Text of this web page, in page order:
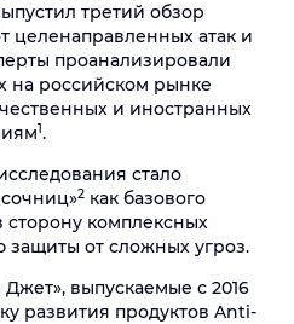
третий обзор
целенаправленных атак и
проанализировали
на российском рынке
и иностранных
1.
стало
2 как базового
сторону комплексных
защиты от сложных угроз.
выпускаемые с 2016
развития продуктов Anti-